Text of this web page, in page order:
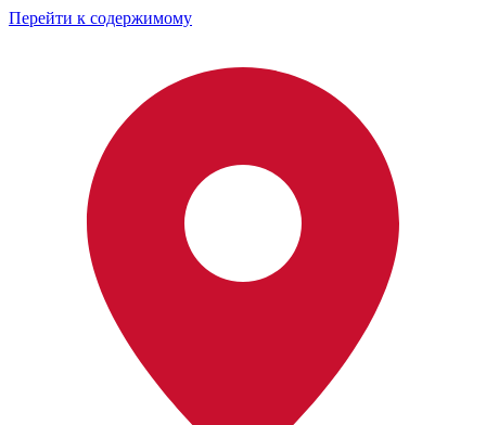
Перейти к содержимому